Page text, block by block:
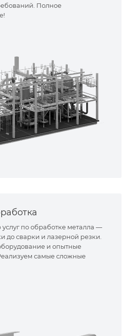
Полное
по обработке металла —
до сварки и лазерной резки.
и опытные
самые сложные